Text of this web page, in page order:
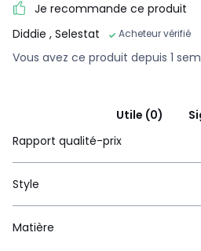
Je recommande ce produit
Diddie , Selestat Acheteur vérifié
Vous avez ce produit depuis 1
Utile (0)
Rapport qualité-prix
Style
Matière